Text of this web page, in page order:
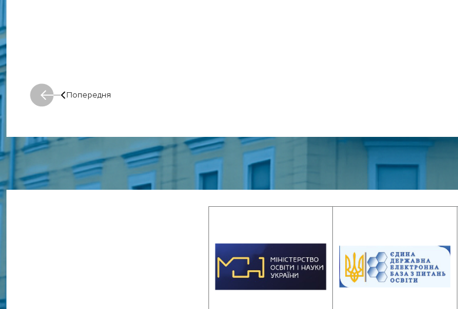
Попередня
Попередня: Попередня